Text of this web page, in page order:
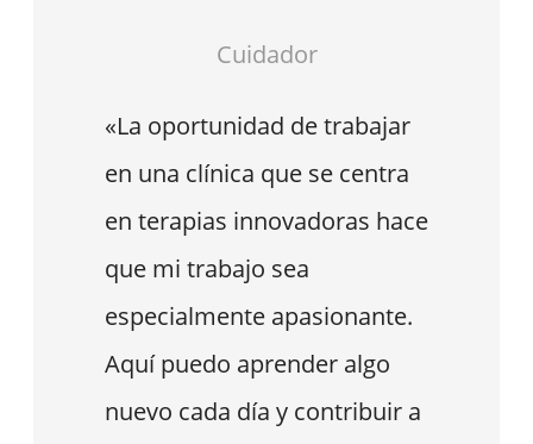
Cuidador
«La oportunidad de trabajar
en una clínica que se centra
en terapias innovadoras hace
que mi trabajo sea
especialmente apasionante.
Aquí puedo aprender algo
nuevo cada día y contribuir a